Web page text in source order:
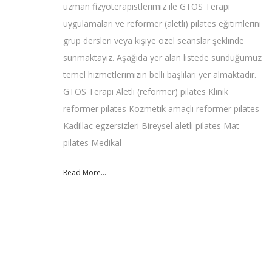
uzman fizyoterapistlerimiz ile GTOS Terapi
uygulamaları ve reformer (aletli) pilates eğitimlerini
grup dersleri veya kişiye özel seanslar şeklinde
sunmaktayız. Aşağıda yer alan listede sunduğumuz
temel hizmetlerimizin belli başlıları yer almaktadır.
GTOS Terapi Aletli (reformer) pilates Klinik
reformer pilates Kozmetik amaçlı reformer pilates
Kadillac egzersizleri Bireysel aletli pilates Mat
pilates Medikal
Read More...